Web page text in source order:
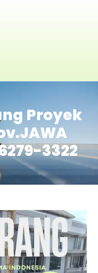
Proyek
3322